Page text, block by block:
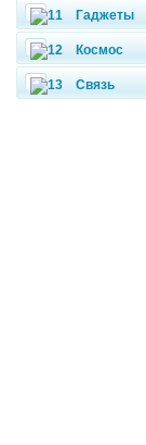
Гаджеты
Космос
Связь